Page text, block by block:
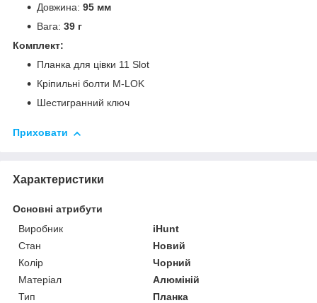
Довжина: 95 мм
Вага: 39 г
Комплект:
Планка для цівки 11 Slot
Кріпильні болти M-LOK
Шестигранний ключ
Приховати
Характеристики
Основні атрибути
Виробник
iHunt
Стан
Новий
Колір
Чорний
Матеріал
Алюміній
Тип
Планка